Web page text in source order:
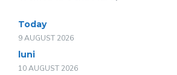
Today
9 AUGUST 2026
luni
10 AUGUST 2026